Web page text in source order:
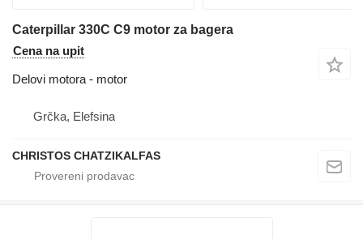
Caterpillar 330C C9 motor za bagera
Cena na upit
Delovi motora - motor
Grčka, Elefsina
CHRISTOS CHATZIKALFAS